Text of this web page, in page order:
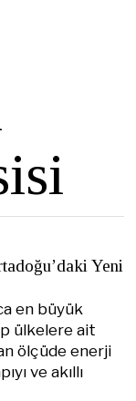
Yeni
en büyük
ülkelere ait
ölçüde enerji
ve akıllı